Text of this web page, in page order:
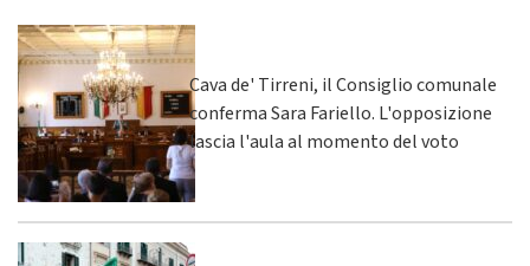
Cava de' Tirreni, il Consiglio comunale
conferma Sara Fariello. L'opposizione
lascia l'aula al momento del voto